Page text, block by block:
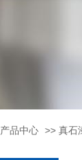
产品中心 >> 真石